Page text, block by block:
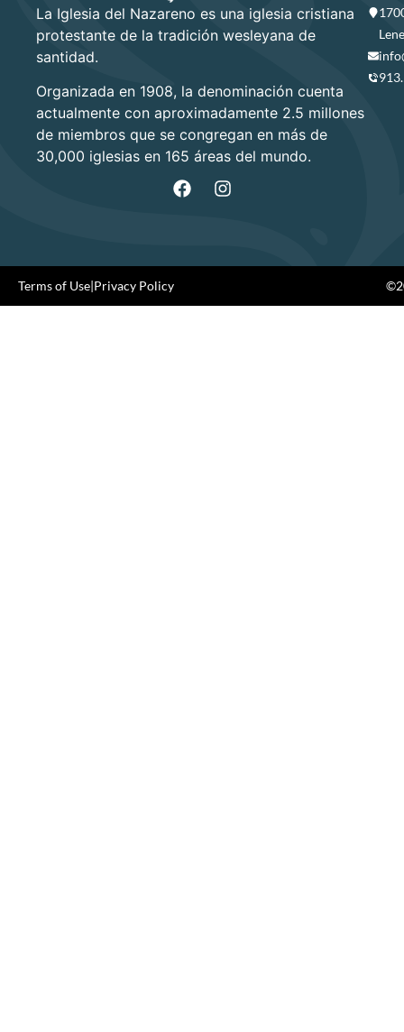
La Iglesia del Nazareno es una iglesia cristiana
protestante de la tradición wesleyana de
santidad.
Organizada en 1908, la denominación cuenta
actualmente con aproximadamente 2.5 millones
de miembros que se congregan en más de
30,000 iglesias en 165 áreas del mundo.
Terms of Use Privacy Policy